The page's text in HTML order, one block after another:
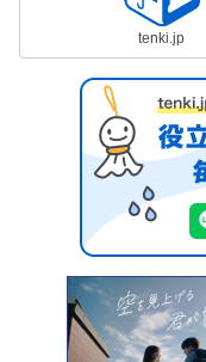
tenki.jp